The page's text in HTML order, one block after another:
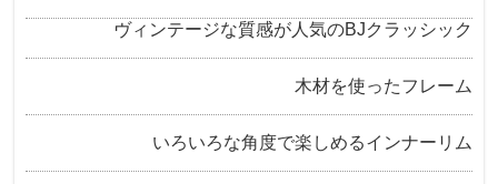
ヴィンテージな質感が人気のBJクラッシック
木材を使ったフレーム
いろいろな角度で楽しめるインナーリム